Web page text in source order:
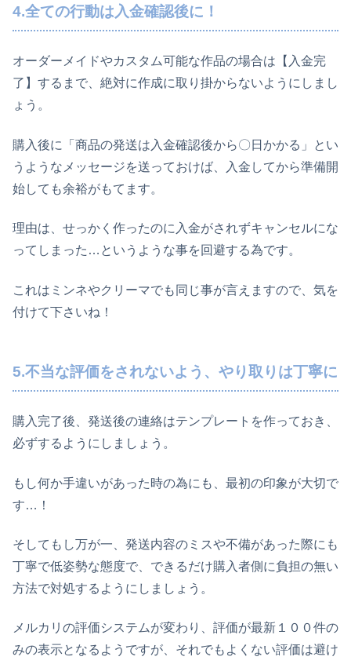
4.全ての行動は入金確認後に！
オーダーメイドやカスタム可能な作品の場合は【入金完
了】するまで、絶対に作成に取り掛からないようにしまし
ょう。
購入後に「商品の発送は入金確認後から〇日かかる」とい
うようなメッセージを送っておけば、入金してから準備開
始しても余裕がもてます。
理由は、せっかく作ったのに入金がされずキャンセルにな
ってしまった…というような事を回避する為です。
これはミンネやクリーマでも同じ事が言えますので、気を
付けて下さいね！
5.不当な評価をされないよう、やり取りは丁寧に
購入完了後、発送後の連絡はテンプレートを作っておき、
必ずするようにしましょう。
もし何か手違いがあった時の為にも、最初の印象が大切で
す…！
そしてもし万が一、発送内容のミスや不備があった際にも
丁寧で低姿勢な態度で、できるだけ購入者側に負担の無い
方法で対処するようにしましょう。
メルカリの評価システムが変わり、評価が最新１００件の
みの表示となるようですが、それでもよくない評価は避け